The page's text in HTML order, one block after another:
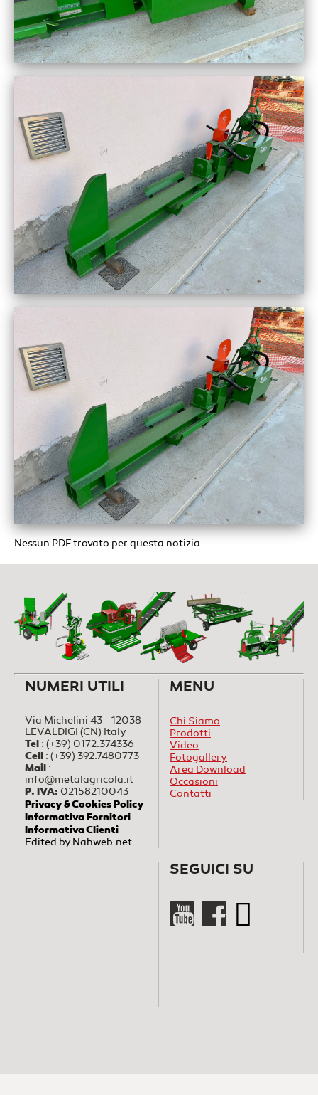
Nessun PDF trovato per questa notizia.
NUMERI UTILI
Via Michelini 43 - 12038
LEVALDIGI (CN) Italy
Tel : (+39) 0172.374336
Cell : (+39) 392.7480773
Mail :
info@metalagricola.it
P. IVA: 02158210043
Privacy & Cookies Policy
Informativa Fornitori
Informativa Clienti
Edited byNahweb.net
MENU
Chi Siamo
Prodotti
Video
Fotogallery
Area Download
Occasioni
Contatti
SEGUICI SU